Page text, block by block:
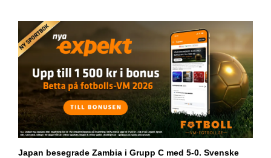
Japan besegrade Zambia i Grupp C med 5-0. Svenske